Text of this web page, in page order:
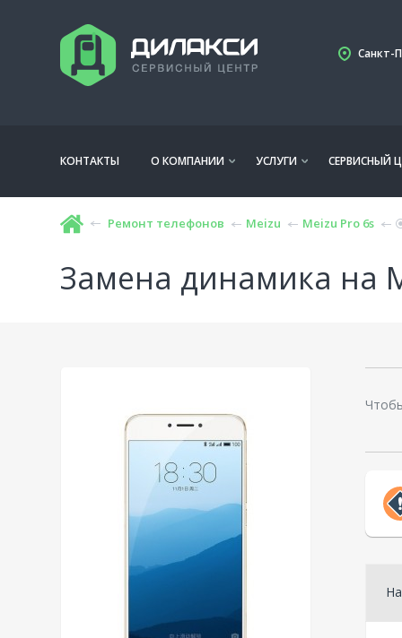
Санкт-
КОНТАКТЫ О КОМПАНИИ УСЛУГИ СЕРВИСНЫЙ
Ремонт телефонов Meizu Meizu Pro 6s
Замена динамика на